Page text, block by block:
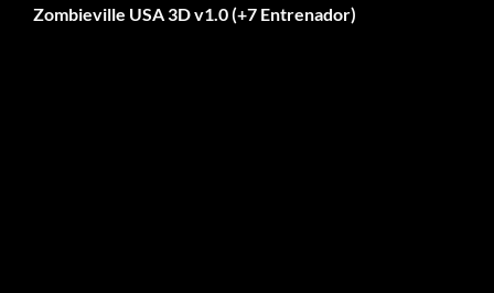
Zombieville USA 3D v1.0 (+7 Entrenador)